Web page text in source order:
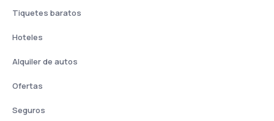
Tiquetes baratos
Hoteles
Alquiler de autos
Ofertas
Seguros